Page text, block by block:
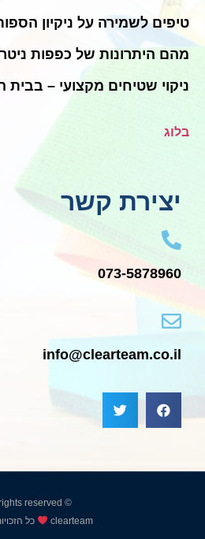
טיפים לשמירה על ניקיון
מהם היתרונות של כפפות
ניקוי שטיחים מקצועי – בבית
בלוג
יצירת קשר
073-5878960
info@clearteam.co.il
© All rights reserved
clearteam
כל